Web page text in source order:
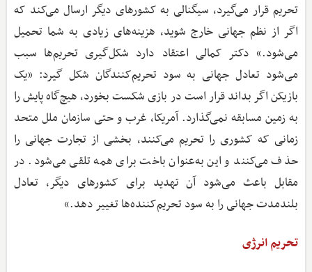
تحریم قرار می‌گیرد، سیگنالی به کشورهای دیگر ارسال می‌کند که
اگر از نظم جهانی خارج شوید، هزینه‌های زیادی به شما تحمیل
می‌شود.» دکتر کمالی اعتقاد دارد شکل‌گیری تحریم‌ها سبب
می‌شود تعادل جهانی به سود تحریم‌کنندگان شکل گیرد: «یک
بازیکن اگر بداند قرار است در بازی شکست بخورد، هیچ‌گاه پایش را
به زمین مسابقه نمی‌گذارد. آمریکا، غرب و حتی سازمان ملل متحد
زمانی که کشوری را تحریم می‌کنند، بخشی از تجارت جهانی را
حذف می‌کنند و این به‌عنوان باخت برای همه تلقی می‌شود. در
مقابل باعث می‌شود آن تهدید برای کشورهای دیگر، تعادل
بلندمدت جهانی را به سود تحریم‌کننده‌ها تغییر دهد.»
تحریم انرژی